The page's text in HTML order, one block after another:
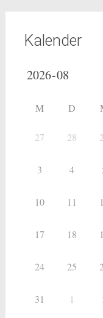
Kalender
M D
27 28
3 4
10 11
17 18
24 25
31 1